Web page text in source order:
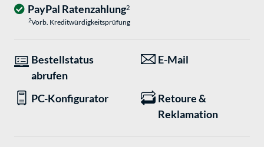
PayPal Ratenzahlung2
2Vorb. Kreditwürdigkeitsprüfung
Bestellstatus
abrufen
E-Mail
PC-Konfigurator
Retoure &
Reklamation